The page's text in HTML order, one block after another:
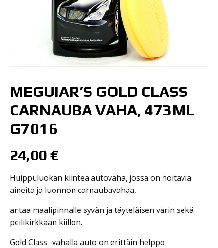
MEGUIAR’S GOLD CLASS
CARNAUBA VAHA, 473ML
G7016
24,00 €
Huippuluokan kiinteä autovaha, jossa on hoitavia
aineita ja luonnon carnaubavahaa,
antaa maalipinnalle syvän ja täyteläisen värin sekä
peilikirkkaan kiillon.
Gold Class -vahalla auto on erittäin helppo